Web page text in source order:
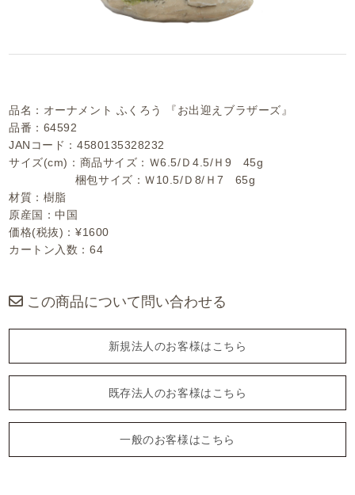
品名：オーナメント ふくろう 『お出迎えブラザーズ』
品番：64592
JANコード：4580135328232
サイズ(cm)：商品サイズ：Ｗ6.5/Ｄ4.5/Ｈ9 45g
梱包サイズ：Ｗ10.5/Ｄ8/Ｈ7 65g
材質：樹脂
原産国：中国
価格(税抜)：¥1600
カートン入数：64
この商品について問い合わせる
新規法人のお客様はこちら
既存法人のお客様はこちら
一般のお客様はこちら